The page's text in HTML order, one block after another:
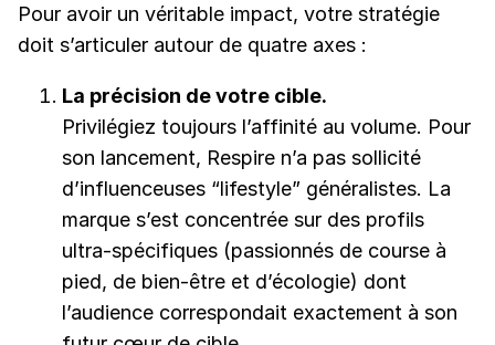
Pour avoir un véritable impact, votre stratégie
doit s’articuler autour de quatre axes :
La précision de votre cible.
Privilégiez toujours l’affinité au volume. Pour
son lancement, Respire n’a pas sollicité
d’influenceuses “lifestyle” généralistes. La
marque s’est concentrée sur des profils
ultra-spécifiques (passionnés de course à
pied, de bien-être et d’écologie) dont
l’audience correspondait exactement à son